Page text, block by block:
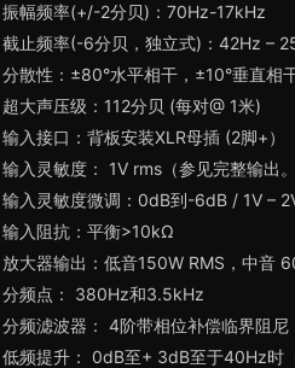
振幅频率(+/-2分贝)：70Hz-17kHz
截止频率(-6分贝，独立式)：42Hz –
分散性：±80°水平相干，±10°垂直相
超大声压级：112分贝 (每对@ 1米)
输入接口：背板安装XLR母插 (2脚+）
输入灵敏度： 1V rms（参见完整输出。
输入灵敏度微调：0dB到-6dB / 1V –
输入阻抗：平衡>10kΩ
放大器输出：低音150W RMS，中音
分频点： 380Hz和3.5kHz
分频滤波器： 4阶带相位补偿临界阻尼
低频提升： 0dB至+ 3dB至于40Hz时